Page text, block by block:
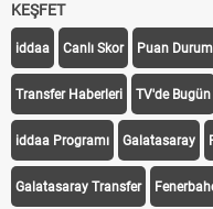
KEŞFET
iddaa Canlı Skor Puan
Transfer Haberleri TV'de Bugün
iddaa Programı Galatasaray
Galatasaray Transfer